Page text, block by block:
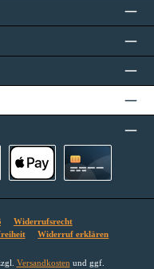
Widerrufsrecht
Widerruf erklären
Versandkostenund ggf.